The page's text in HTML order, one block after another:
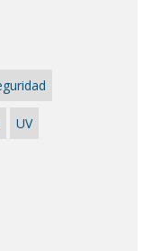
UV